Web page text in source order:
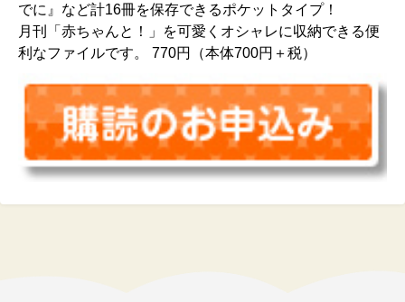
でに』など計16冊を保存できるポケットタイプ！
月刊「赤ちゃんと！」を可愛くオシャレに収納できる便
利なファイルです。 770円（本体700円＋税）